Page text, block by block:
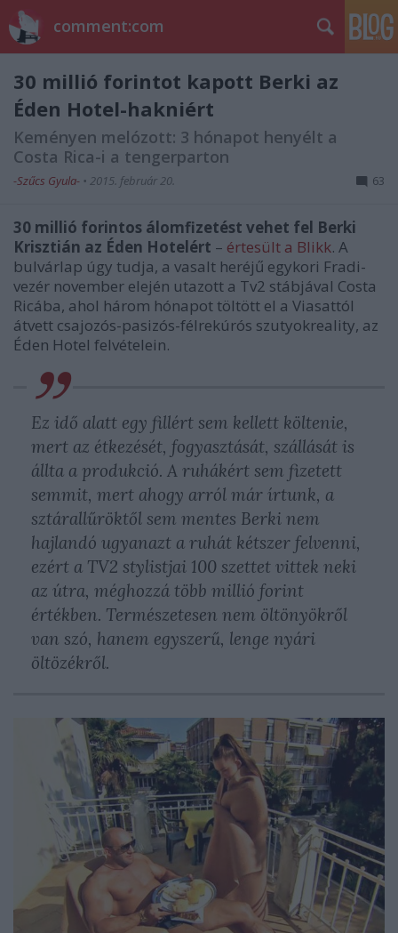
comment:com
30 millió forintot kapott Berki az
Éden Hotel-hakniért
Keményen melózott: 3 hónapot henyélt a
Costa Rica-i a tengerparton
-Szűcs Gyula- • 2015. február 20. 63
30 millió forintos álomfizetést vehet fel Berki
Krisztián az Éden Hotelért – értesült a Blikk. A
bulvárlap úgy tudja, a vasalt heréjű egykori Fradi-
vezér november elején utazott a Tv2 stábjával Costa
Ricába, ahol három hónapot töltött el a Viasattól
átvett csajozós-pasizós-félrekúrós szutyokreality, az
Éden Hotel felvételein.
Ez idő alatt egy fillért sem kellett költenie,
mert az étkezését, fogyasztását, szállását is
állta a produkció. A ruhákért sem fizetett
semmit, mert ahogy arról már írtunk, a
sztárallűröktől sem mentes Berki nem
hajlandó ugyanazt a ruhát kétszer felvenni,
ezért a TV2 stylistjai 100 szettet vittek neki
az útra, méghozzá több millió forint
értékben. Természetesen nem öltönyökről
van szó, hanem egyszerű, lenge nyári
öltözékről.